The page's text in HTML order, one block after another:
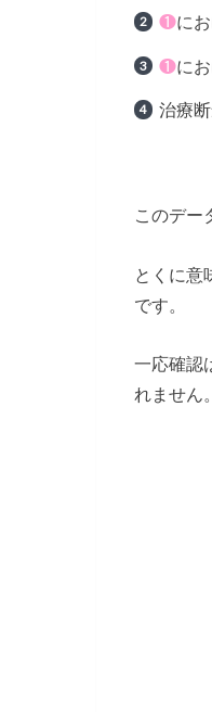
❶に
❶に
治療
このデー
とくに意
です。
一応確認
れません